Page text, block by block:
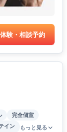
体験・相談予約
完全個室
イン もっと見る